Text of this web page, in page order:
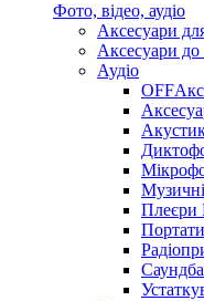
Фото, відео, аудіо
Аксесуари
Аксесуари до
Аудіо
Плеєри